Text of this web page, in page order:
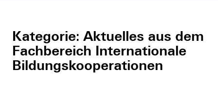
Kategorie: Aktuelles aus dem
Fachbereich Internationale
Bildungskooperationen